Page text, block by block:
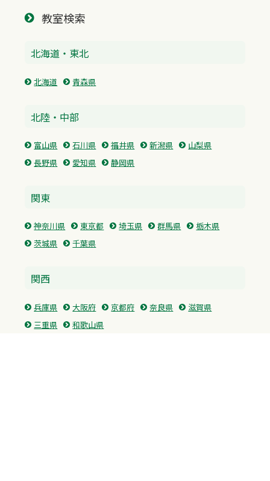
教室検索
北海道・東北
北海道 青森県
北陸・中部
富山県 石川県 福井県 新潟県
山梨県
長野県
愛知県 静岡県
関東
神奈川県 東京都 埼玉県 群馬県
栃木県
茨城県
千葉県
関西
兵庫県 大阪府 京都府 奈良県
滋賀県
三重県
和歌山県